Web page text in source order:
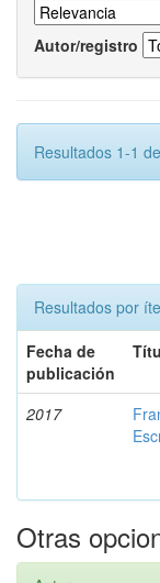
Autor/registro
Resultados 1-1
Resultados por
Fecha de
publicación
2017
Otras